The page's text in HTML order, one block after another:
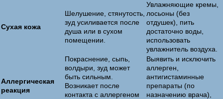
Сухая кожа
Шелушение, стянутость,
зуд усиливается после
душа или в сухом
помещении.
Увлажняющие кремы,
лосьоны (без
отдушек), пить
достаточно воды,
использовать
увлажнитель воздуха.
Аллергическая
реакция
Покраснение, сыпь,
волдыри, зуд может
быть сильным.
Возникает после
контакта с аллергеном
Выявить и исключить
аллерген,
антигистаминные
препараты (по
назначению врача),